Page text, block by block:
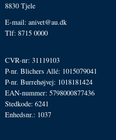
8830 Tjele
E-mail: anivet@au.dk
Tlf: 8715 0000
CVR-nr: 31119103
P-nr. Blichers Allé: 1015079041
P-nr. Burrehøjvej: 1018181424
EAN-nummer: 5798000877436
Stedkode: 6241
Enhedsnr.: 1037